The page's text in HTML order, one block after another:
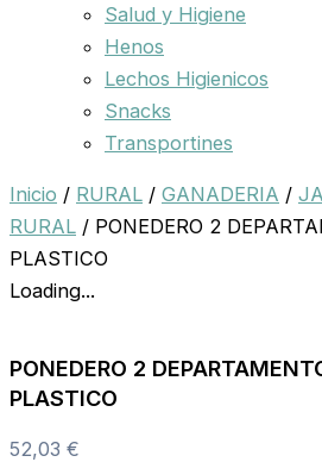
Salud y Higiene
Henos
Lechos Higienicos
Snacks
Transportines
Inicio / RURAL / GANADERIA /
RURAL / PONEDERO 2
PLASTICO
Loading...
PONEDERO 2
PLASTICO
52,03 €